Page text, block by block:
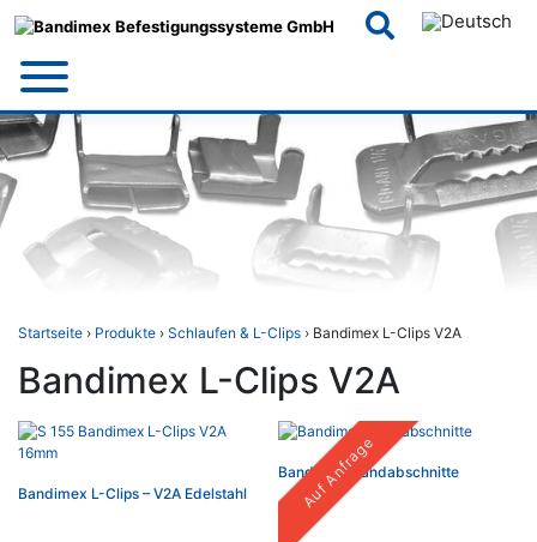
Startseite › Produkte › Schlaufen & L-Clips › Bandimex L-Clips V2A
Bandimex L-Clips V2A
Bandimex L-Clips – V2A Edelstahl Auf Anfrage
Bandimex Bandabschnitte